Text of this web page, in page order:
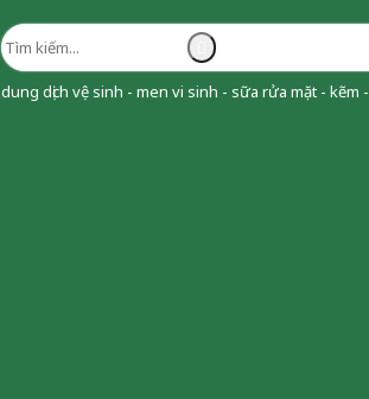
dung dịch vệ sinh - men vi sinh - sữa rửa mặt - kẽm